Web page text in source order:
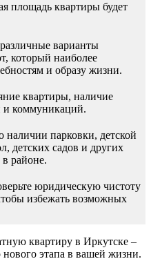
площадь квартиры будет
варианты
который наиболее
и образу жизни.
квартиры, наличие
и коммуникаций.
наличии парковки, детской
детских садов и других
районе.
юридическую чистоту
избежать возможных
квартиру в Иркутске –
нового этапа в вашей жизни.